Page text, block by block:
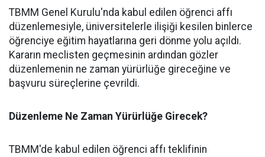
​TBMM Genel Kurulu'nda kabul edilen öğrenci affı
düzenlemesiyle, üniversitelerle ilişiği kesilen binlerce
öğrenciye eğitim hayatlarına geri dönme yolu açıldı.
Kararın meclisten geçmesinin ardından gözler
düzenlemenin ne zaman yürürlüğe gireceğine ve
başvuru süreçlerine çevrildi.
Düzenleme Ne Zaman Yürürlüğe Girecek?
​TBMM'de kabul edilen öğrenci affı teklifinin